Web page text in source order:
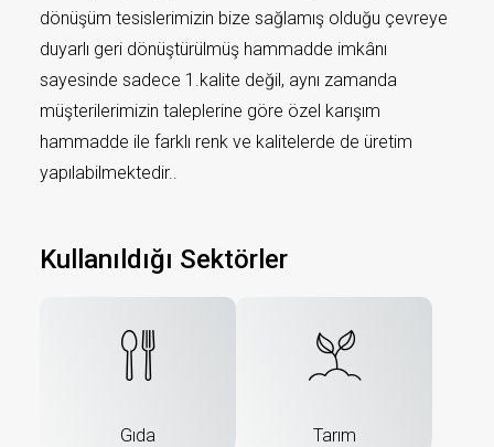
dönüşüm tesislerimizin bize sağlamış olduğu çevreye
duyarlı geri dönüştürülmüş hammadde imkânı
sayesinde sadece 1.kalite değil, aynı zamanda
müşterilerimizin taleplerine göre özel karışım
hammadde ile farklı renk ve kalitelerde de üretim
yapılabilmektedir..
Kullanıldığı Sektörler
Gıda Tarım